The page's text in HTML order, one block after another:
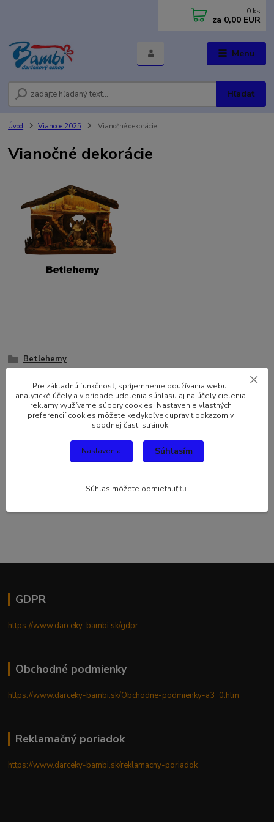
Menu
Hľadať
0 ks
za 0,00 EUR
Úvod Vianoce 2025 Vianočné dekorácie
Vianočné dekorácie
Betlehemy
Hracie skrinky a zvonkohry
Svietiace dekorácie
Snežítka
Figúrky a sošky
Textilné dekorácie a masky
GDPR
https://www.darceky-bambi.sk/gdpr
Obchodné podmienky
https://www.darceky-bambi.sk/Obchodne-podmienky-a3_0.htm
Reklamačný poriadok
https://www.darceky-bambi.sk/reklamacny-poriadok
Pre základnú funkčnosť, spríjemnenie používania webu,
analytické účely a v prípade udelenia súhlasu aj na účely cielenia
reklamy využívame súbory cookies. Nastavenie vlastných
preferencií cookies môžete kedykoľvek upraviť odkazom v
spodnej časti stránok.
Nastavenia Súhlasím
Súhlas môžete odmietnuťtu.